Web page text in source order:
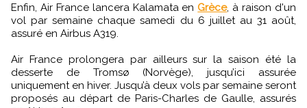
Enfin, Air France lancera Kalamata en Grèce, à raison d'un
vol par semaine chaque samedi du 6 juillet au 31 août,
assuré en Airbus A319.
Air France prolongera par ailleurs sur la saison été la
desserte de Tromsø (Norvège), jusqu’ici assurée
uniquement en hiver. Jusqu’à deux vols par semaine seront
proposés au départ de Paris-Charles de Gaulle, assurés